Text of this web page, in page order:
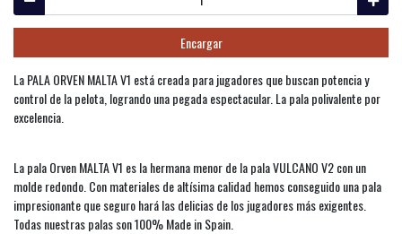
Encargar
La PALA ORVEN MALTA V1 está creada para jugadores que buscan potencia y
control de la pelota, logrando una pegada espectacular. La pala polivalente por
excelencia.
La pala Orven MALTA V1 es la hermana menor de la pala VULCANO V2 con un
molde redondo. Con materiales de altísima calidad hemos conseguido una pala
impresionante que seguro hará las delicias de los jugadores más exigentes.
Todas nuestras palas son 100% Made in Spain.